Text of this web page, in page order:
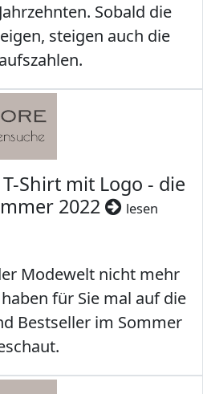
Sobald die
steigen auch die
Shirt mit Logo - die
2022
lesen
Modewelt nicht mehr
für Sie mal auf die
Bestseller im Sommer